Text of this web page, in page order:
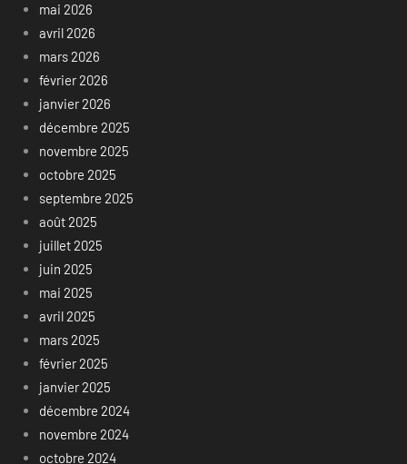
mai 2026
avril 2026
mars 2026
février 2026
janvier 2026
décembre 2025
novembre 2025
octobre 2025
septembre 2025
août 2025
juillet 2025
juin 2025
mai 2025
avril 2025
mars 2025
février 2025
janvier 2025
décembre 2024
novembre 2024
octobre 2024